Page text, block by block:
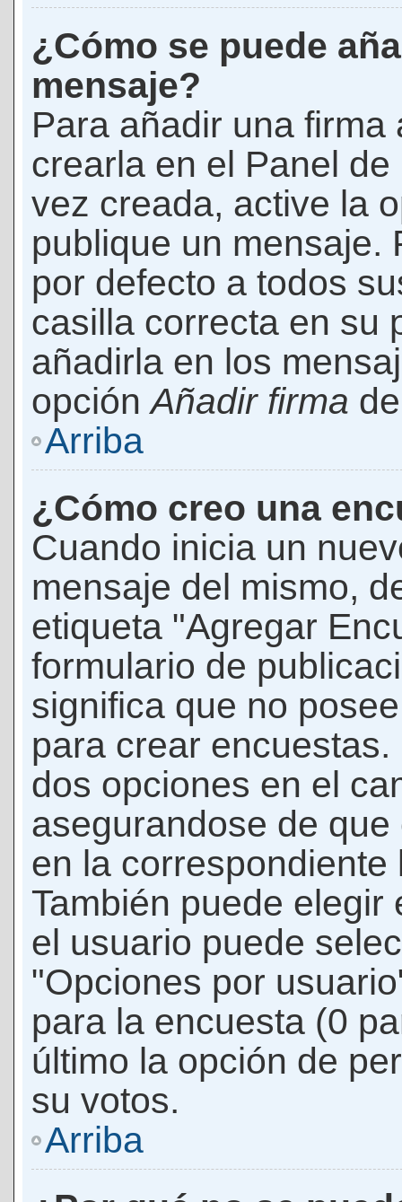
¿Cómo se puede
mensaje?
Para añadir una
crearla en el Panel
vez creada, active la
publique un mensaje.
por defecto a todos
casilla correcta en su
añadirla en los
opciónAñadir firma
Arriba
¿Cómo creo una
Cuando inicia un
mensaje del mismo,
etiqueta "Agregar
formulario de
significa que no
para crear
dos opciones en el
asegurandose de
en la
También puede
el usuario puede
"Opciones por
para la encuesta (0
último la opción de
su votos.
Arriba